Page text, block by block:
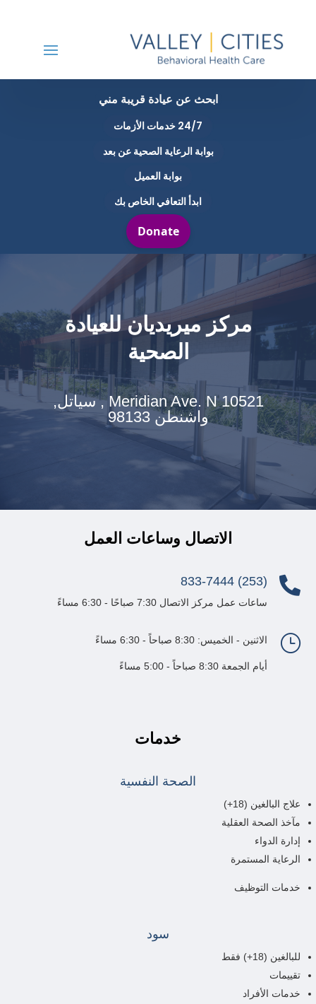
ابحث عن عيادة قريبة مني
24/7 خدمات الأزمات
بوابة الرعاية الصحية عن بعد
بوابة العميل
ابدأ التعافي الخاص بك
مركز ميريديان للعيادة
الصحية
10521 Meridian Ave. N ,
سياتل,
واشنطن 98133
الاتصال وساعات العمل

(253) 833-7444
ساعات عمل مركز الاتصال 7:30 صباحًا - 6:30 مساءً
} الاثنين - الخميس: 8:30 صباحاً - 6:30 مساءً
أيام الجمعة 8:30 صباحاً - 5:00 مساءً
خدمات
الصحة النفسية
علاج البالغين (18+)
مآخذ الصحة العقلية
إدارة الدواء
الرعاية المستمرة
خدمات التوظيف
سود
للبالغين (18+) فقط
تقييمات
خدمات الأفراد